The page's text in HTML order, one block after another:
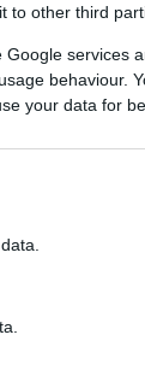
to other third
services
behaviour.
your data for